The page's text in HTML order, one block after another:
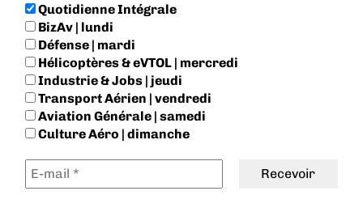
Quotidienne Intégrale
BizAv | lundi
Défense | mardi
Hélicoptères & eVTOL | mercredi
Industrie & Jobs | jeudi
Transport Aérien | vendredi
Aviation Générale | samedi
Culture Aéro | dimanche